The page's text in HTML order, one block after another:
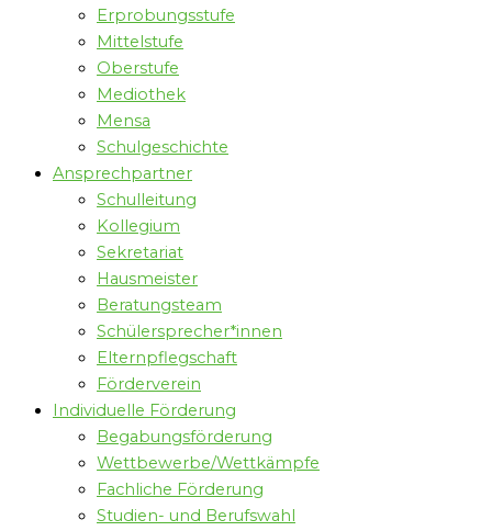
Erprobungsstufe
Mittelstufe
Oberstufe
Mediothek
Mensa
Schulgeschichte
Ansprechpartner
Schulleitung
Kollegium
Sekretariat
Hausmeister
Beratungsteam
Schülersprecher*innen
Elternpflegschaft
Förderverein
Individuelle Förderung
Begabungsförderung
Wettbewerbe/Wettkämpfe
Fachliche Förderung
Studien- und Berufswahl